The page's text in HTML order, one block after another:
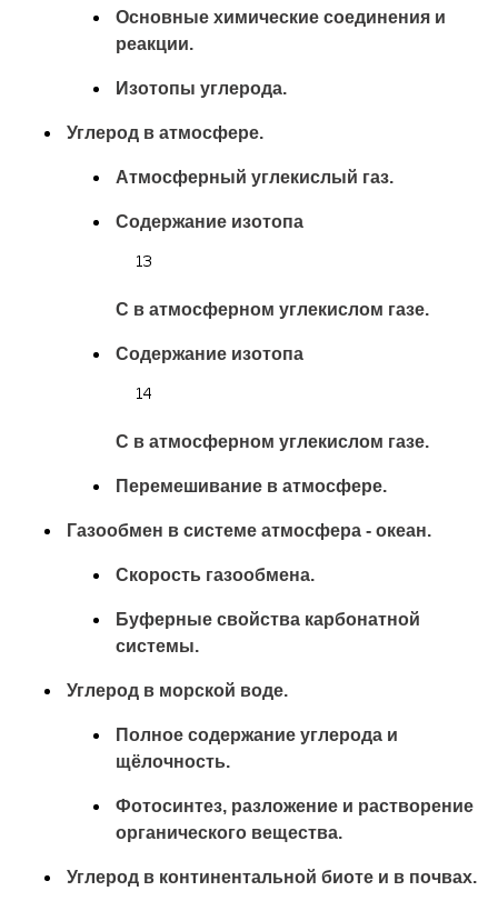
Основные химические соединения и
реакции.
Изотопы углерода.
Углерод в атмосфере.
Атмосферный углекислый газ.
Содержание изотопа
С в атмосферном углекислом газе.
Содержание изотопа
С в атмосферном углекислом газе.
Перемешивание в атмосфере.
Газообмен в системе атмосфера - океан.
Скорость газообмена.
Буферные свойства карбонатной
системы.
Углерод в морской воде.
Полное содержание углерода и
щёлочность.
Фотосинтез, разложение и растворение
органического вещества.
Углерод в континентальной биоте и в почвах.